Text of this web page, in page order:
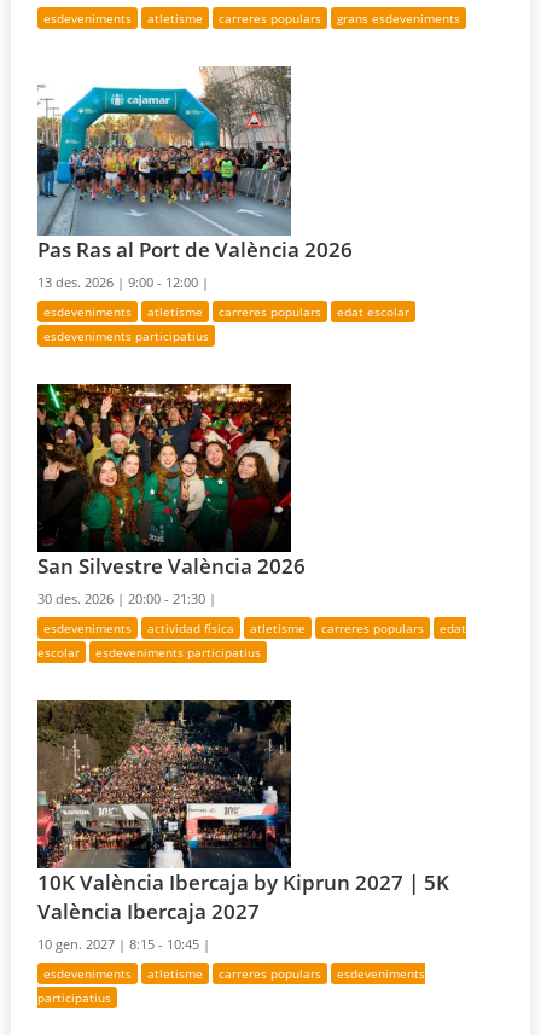
esdeveniments atletisme carreres populars grans esdeveniments
Pas Ras al Port de València 2026
13 des. 2026 |9:00 - 12:00 |
esdeveniments atletisme carreres populars
edat escolar
esdeveniments participatius
San Silvestre València 2026
30 des. 2026 | 20:00 - 21:30 |
esdeveniments actividad física atletisme carreres populars
edat
escolar
esdeveniments participatius
10K València Ibercaja by Kiprun 2027 | 5K
València Ibercaja 2027
10 gen. 2027 |8:15 - 10:45 |
esdeveniments atletisme carreres populars
esdeveniments
participatius